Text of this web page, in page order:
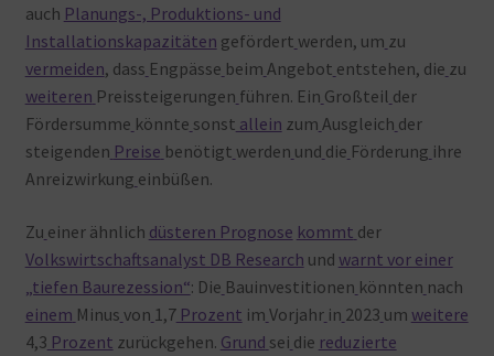
auch Planungs-, Produktions- und
Installationskapazitäten gefördert werden, um zu
vermeiden, dass Engpässe beim Angebot entstehen, die zu
weiteren Preissteigerungen führen. Ein Großteil der
Fördersumme könnte sonst allein zum Ausgleich der
steigenden Preise benötigt werden und die Förderung ihre
Anreizwirkung einbüßen.
Zu einer ähnlich düsteren Prognose kommt der
Volkswirtschaftsanalyst DB Research und warnt vor einer
„tiefen Baurezession“: Die Bauinvestitionen könnten nach
einem Minus von 1,7Prozent im Vorjahr in 2023 um weitere
4,3 Prozent zurückgehen. Grund sei die reduzierte